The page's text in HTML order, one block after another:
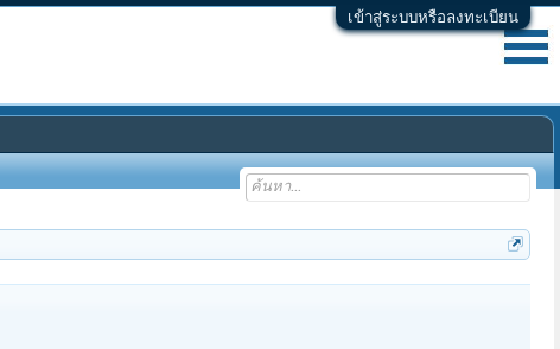
เข้าสู่ระบบหรือลงทะเบียน